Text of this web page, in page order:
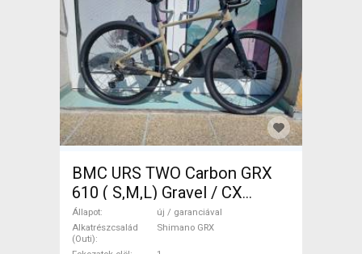
BMC URS TWO Carbon GRX
610 ( S,M,L) Gravel / CX
Shimano GRX tárcsafék új /
garanciával ELADÓ
Állapot
új / garanciával
Alkatrészcsalád
(Outi)
Shimano GRX